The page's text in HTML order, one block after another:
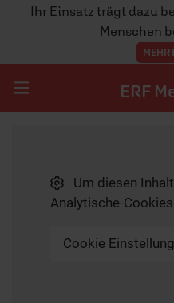
Ihr Einsatz trägt dazu
Menschen
MEHR
ERF
SENDUNGEN A-Z
Um diesen
Analytische-
Cookie